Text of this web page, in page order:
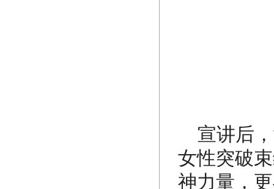
宣讲后
女性突破
神力量，